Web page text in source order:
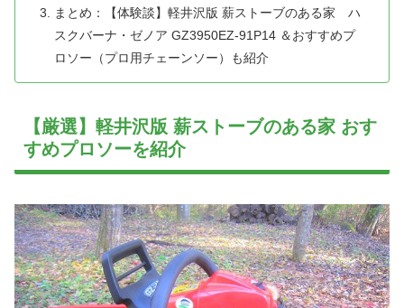
まとめ：【体験談】軽井沢版 薪ストーブのある家 ハ
スクバーナ・ゼノア GZ3950EZ-91P14 ＆おすすめプ
ロソー（プロ用チェーンソー）も紹介
【厳選】軽井沢版 薪ストーブのある家 おす
すめプロソーを紹介